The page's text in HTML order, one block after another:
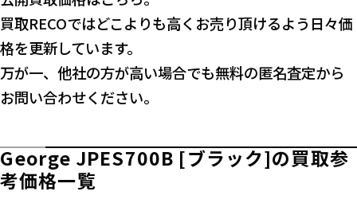
買取RECOではどこよりも高くお売り頂けるよう日々価
格を更新しています。
万が一、他社の方が高い場合でも無料の匿名査定から
お問い合わせください。
George JPES700B [ブラック]の買取参
考価格一覧